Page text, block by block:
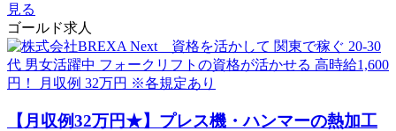
見る
ゴールド求人
【月収例32万円★】プレス機・ハンマーの熱加工